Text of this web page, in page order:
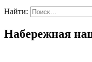
Найти:
Набережная